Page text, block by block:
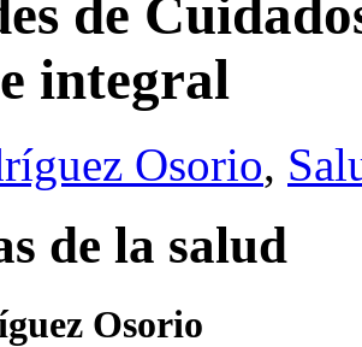
de
integral
Osorio,
de la salud
Osorio